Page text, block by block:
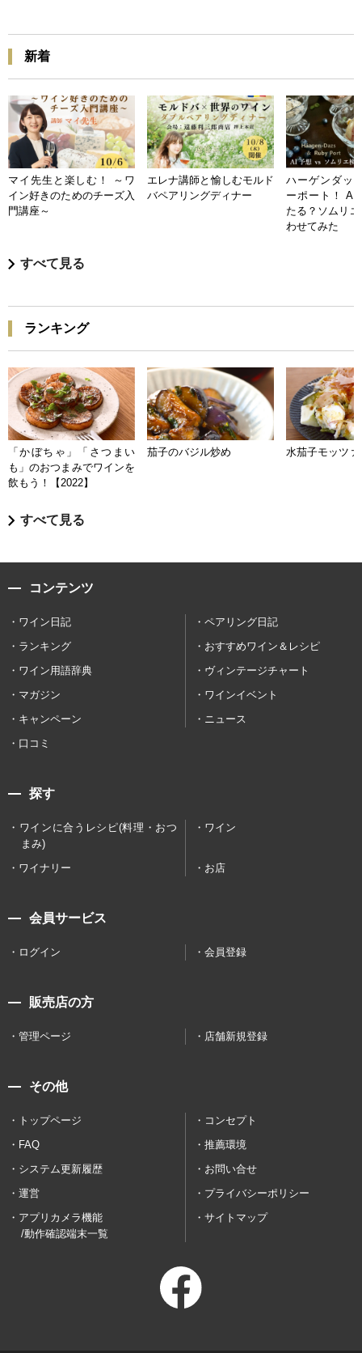
新着
マイ先生と楽しむ！ ～ワ
イン好きのためのチーズ入
門講座～
エレナ講師と愉しむモルド
バペアリングディナー
ハーゲンダッ
ーポート！ AI
たる？ソムリ
わせてみた
すべて見る
ランキング
「かぼちゃ」「さつまい
も」のおつまみでワインを
飲もう！【2022】
茄子のバジル炒め 水茄子モッツァ
すべて見る
コンテンツ
ワイン日記
ペアリング日記
ランキング
おすすめワイン＆レシピ
ワイン用語辞典
ヴィンテージチャート
マガジン
ワインイベント
キャンペーン
ニュース
口コミ
探す
ワインに合うレシピ(料理・おつ
まみ)
ワイン
ワイナリー お店
会員サービス
ログイン 会員登録
販売店の方
管理ページ 店舗新規登録
その他
トップページ
コンセプト
FAQ
推薦環境
システム更新履歴
お問い合せ
運営
プライバシーポリシー
アプリカメラ機能
/動作確認端末一覧
サイトマップ